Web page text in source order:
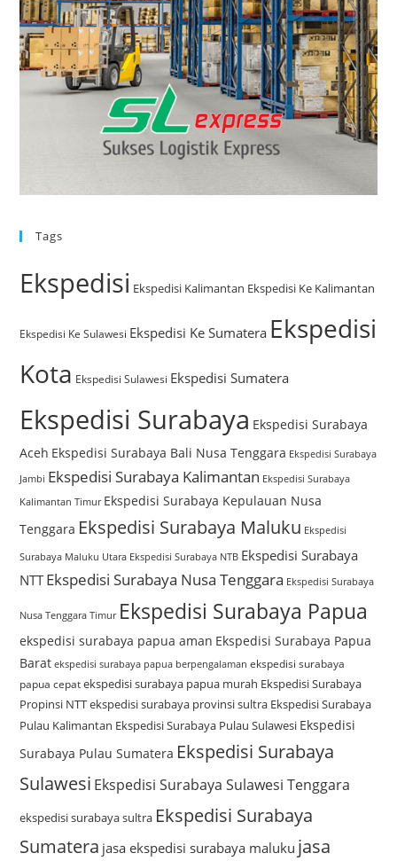
Tags
Ekspedisi Ekspedisi Kalimantan Ekspedisi Ke Kalimantan
Ekspedisi Ke Sulawesi Ekspedisi Ke Sumatera Ekspedisi
Kota Ekspedisi Sulawesi Ekspedisi Sumatera
Ekspedisi Surabaya Ekspedisi Surabaya
Aceh Ekspedisi Surabaya Bali Nusa Tenggara Ekspedisi Surabaya
Jambi Ekspedisi Surabaya Kalimantan Ekspedisi Surabaya
Kalimantan Timur Ekspedisi Surabaya Kepulauan Nusa
Tenggara Ekspedisi Surabaya Maluku Ekspedisi
Surabaya Maluku Utara Ekspedisi Surabaya NTB Ekspedisi Surabaya
NTTEkspedisi Surabaya Nusa Tenggara Ekspedisi Surabaya
Nusa Tenggara Timur Ekspedisi Surabaya Papua
ekspedisi surabaya papua aman Ekspedisi Surabaya Papua
Barat ekspedisi surabaya papua berpengalaman ekspedisi surabaya
papua cepat ekspedisi surabaya papua murah Ekspedisi Surabaya
Propinsi NTTekspedisi surabaya provinsi sultra Ekspedisi Surabaya
Pulau Kalimantan Ekspedisi Surabaya Pulau Sulawesi Ekspedisi
Surabaya Pulau Sumatera Ekspedisi Surabaya
Sulawesi Ekspedisi Surabaya Sulawesi Tenggara
ekspedisi surabaya sultra Ekspedisi Surabaya
Sumatera jasa ekspedisi surabaya maluku jasa